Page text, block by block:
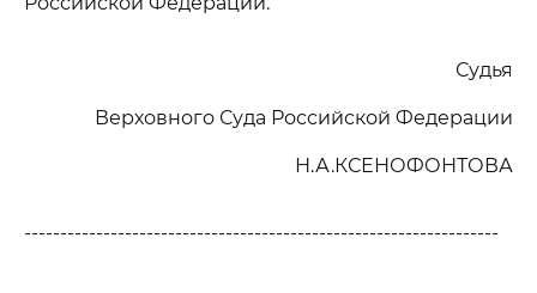
Судья
Верховного Суда Российской Федерации
Н.А.КСЕНОФОНТОВА
------------------------------------------------------------------